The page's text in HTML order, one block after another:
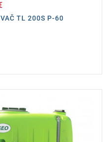
TL 200S P-60